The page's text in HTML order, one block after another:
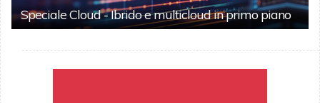
Speciale Cloud - Ibrido e multicloud in primo piano